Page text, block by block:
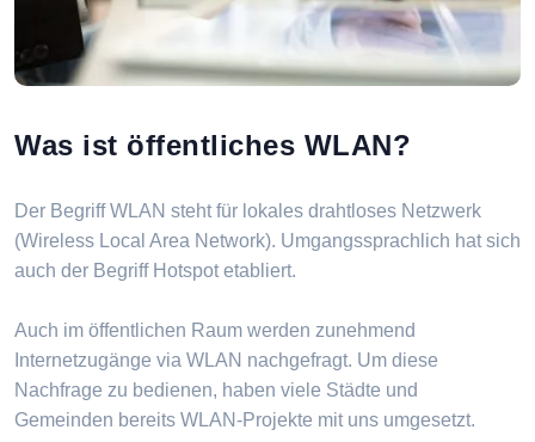
Was ist öffentliches WLAN?
Der Begriff WLAN steht für lokales drahtloses Netzwerk
(Wireless Local Area Network). Umgangssprachlich hat sich
auch der Begriff Hotspot etabliert.
Auch im öffentlichen Raum werden zunehmend
Internetzugänge via WLAN nachgefragt. Um diese
Nachfrage zu bedienen, haben viele Städte und
Gemeinden bereits WLAN-Projekte mit uns umgesetzt.